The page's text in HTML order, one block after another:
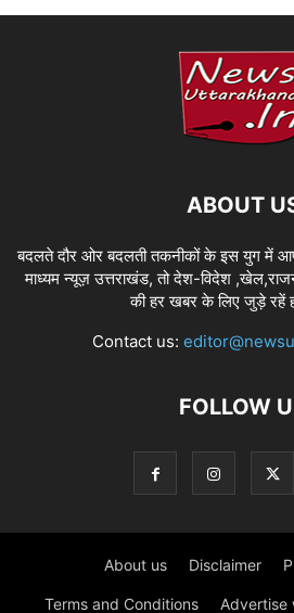
ABOUT
बदलते दौर ओर बदलती तकनीकों के इस युग में
माध्यम न्यूज़ उत्तराखंड, तो देश-विदेश
की हर खबर के लिए जुड़े रहें
Contact us:
FOLLOW
About us Disclaimer
Terms and Conditions Advertise